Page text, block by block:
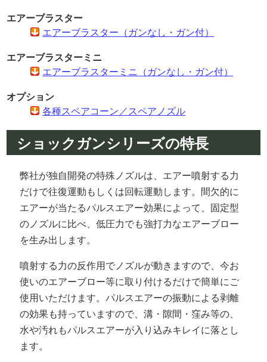
エアーブラスター
エアーブラスター（ガンなし・ガン付）
エアーブラスターミニ
エアーブラスターミニ（ガンなし・ガン付）
オプション
各種スペアコーン／スペアノズル
ショックガンシリーズの特長
弊社が独自開発の特殊ノズルは、エアー噴射する力
だけで往復運動もしくは回転運動します。間欠的に
エアーが当たるパルスエアー効果によって、固定型
のノズルに比べ、低圧力でも強打力なエアーブロー
を生み出します。
噴射する力の反作用でノズルが動きますので、今お
使いのエアーブロー等に取り付けるだけで簡単にご
使用いただけます。パルスエアーの振動による剥離
の効果も持っていますので、溝・隙間・窪み等の、
水や汚れもパルスエアーが入り込みキレイに落とし
ます。